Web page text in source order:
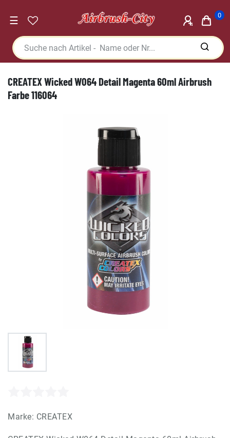
☰ 0
CREATEX Wicked W064 Detail Magenta 60ml Airbrush
Farbe 116064
Marke: CREATEX